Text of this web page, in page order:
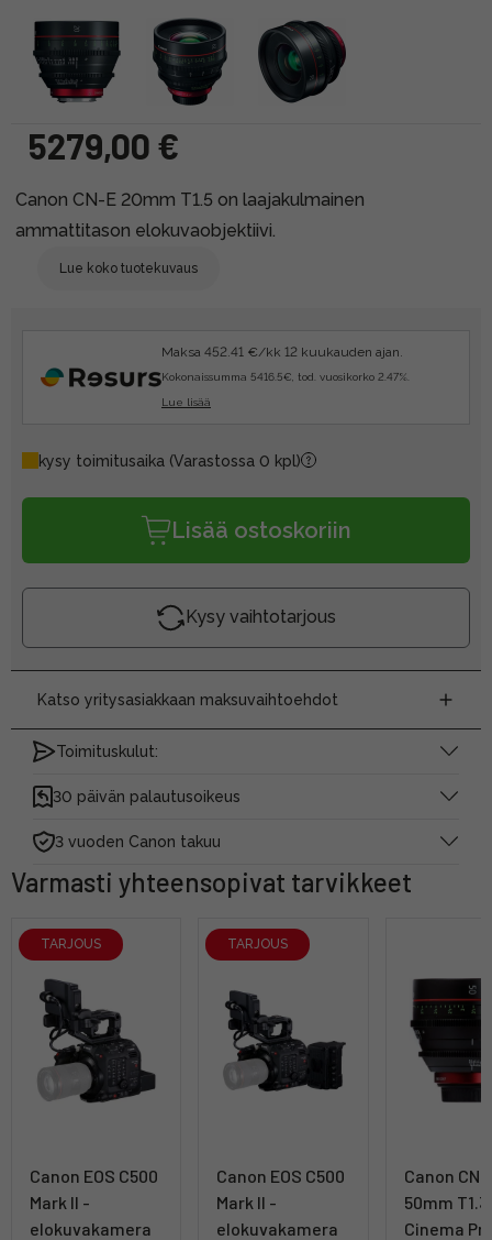
5279,00 €
Canon CN-E 20mm T1.5 on laajakulmainen
ammattitason elokuvaobjektiivi.
Lue koko tuotekuvaus
Maksa 452.41 €/kk 12 kuukauden ajan.
Kokonaissumma 5416.5€, tod. vuosikorko 2.47%.
Lue lisää
kysy toimitusaika (Varastossa 0 kpl)
Lisää ostoskoriin
Kysy vaihtotarjous
Katso yritysasiakkaan maksuvaihtoehdot
Toimituskulut:
30 päivän palautusoikeus
3 vuoden Canon takuu
Varmasti yhteensopivat tarvikkeet
TARJOUS
Canon EOS C500
Mark II -
elokuvakamera
TARJOUS
Canon EOS C500
Mark II -
elokuvakamera
Canon CN-
50mm T1.3
Cinema